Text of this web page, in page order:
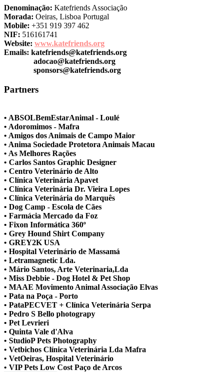
Denominação: Katefriends Associação
Morada: Oeiras, Lisboa Portugal
Mobile: +351 919 397 462
NIF: 516161741
Website: www.katefriends.org
Emails: katefriends@katefriends.org
adocao@katefriends.org
sponsors@katefriends.org
Partners
• ABSOLBemEstarAnimal - Loulé
• Adoromimos - Mafra
• Amigos dos Animais de Campo Maior
• Anima Sociedade Protetora Animais Macau
• As Melhores Rações
• Carlos Santos Graphic Designer
• Centro Veterinário de Alto
• Clínica Veterinária Apavet
• Clínica Veterinária Dr. Vieira Lopes
• Clínica Veterinária do Marquês
• Dog Camp - Escola de Cães
• Farmácia Mercado da Foz
• Fixon Informática 360º
• Grey Hound Shirt Company
• GREY2K USA
• Hospital Veterinário de Massamá
• Letramagnetic Lda.
• Mário Santos, Arte Veterinaria,Lda
• Miss Debbie - Dog Hotel & Pet Shop
• MAAE Movimento Animal Associação Elvas
• Pata na Poça - Porto
• PataPECVET + Clínica Veterinária Serpa
• Pedro S Bello photograpy
• Pet Levrieri
• Quinta Vale d'Alva
• StudioP Pets Photography
• Vetbichos Clínica Veterinária Lda Mafra
• VetOeiras, Hospital Veterinário
• VIP Pets Low Cost Paço de Arcos